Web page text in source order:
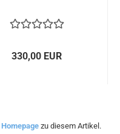
330,00 EUR
Homepage zu diesem Artikel.